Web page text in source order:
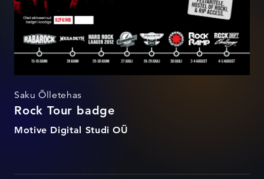
Saku Õlletehas
Rock Tour badge
Motive Digital Studi OÜ